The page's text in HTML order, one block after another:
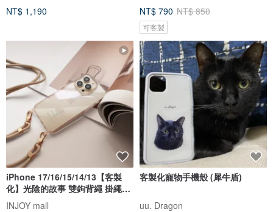
NT$ 1,190
NT$ 790 NT$ 850
可客製
iPhone 17/16/15/14/13【客製
化】光陰的故事 雙鉤背繩 掛繩手
機
INJOY mall
客製化寵物手機殼 (犀牛盾)
uu. Dragon